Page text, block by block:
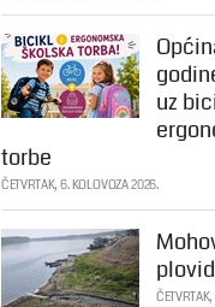
uz
torbe
ČETVRTAK, 6. KOLOVOZA 2026.